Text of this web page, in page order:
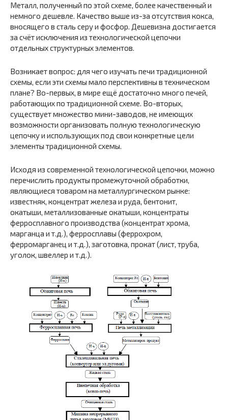
Металл, полученный по этой схеме, более качественный и
немного дешевле. Качество выше из-за отсутствия кокса,
вносящего в сталь серу и фосфор. Дешевизна достигается
за счёт исключения из технологической цепочки
отдельных структурных элементов.
Возникает вопрос: для чего изучать печи традиционной
схемы, если эти схемы мало перспективны в техническом
плане? Во-первых, в мире ещё достаточно много печей,
работающих по традиционной схеме. Во-вторых,
существует множество мини-заводов, не имеющих
возможности организовать полную технологическую
цепочку и использующих под свои конкретные цели
элементы традиционной схемы.
Исходя из современной технологической цепочки, можно
перечислить продукты промежуточной обработки,
являющиеся товаром на металлургическом рынке:
известняк, концентрат железа и руда, бентонит,
окатыши, металлизованные окатыши, концентраты
ферросплавного производства (концентрат хрома,
марганца и т.д.), ферросплавы (феррохром,
ферромарганец и т.д.), заготовка, прокат (лист, труба,
уголок, швеллер и т.д.).